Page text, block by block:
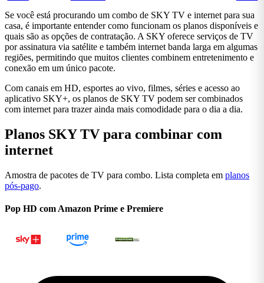
Falar no WhatsApp
Se você está procurando um combo de SKY TV e internet para sua
casa, é importante entender como funcionam os planos disponíveis e
quais são as opções de contratação. A SKY oferece serviços de TV
por assinatura via satélite e também internet banda larga em algumas
regiões, permitindo que muitos clientes combinem entretenimento e
conexão em um único pacote.
Com canais em HD, esportes ao vivo, filmes, séries e acesso ao
aplicativo SKY+, os planos de SKY TV podem ser combinados
com internet para trazer ainda mais comodidade para o dia a dia.
Planos SKY TV para combinar com
internet
Amostra de pacotes de TV para combo. Lista completa em planos
pós-pago.
Pop HD com Amazon Prime e Premiere